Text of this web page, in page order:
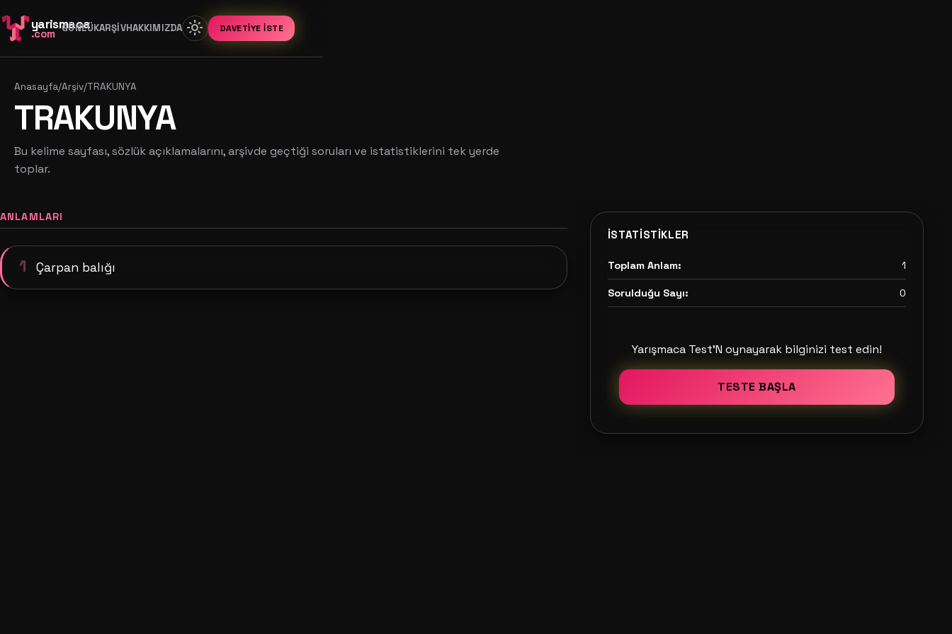
yarismaca
.com GÜNLÜKARŞIVHAKKIMIZDA light_mode DAVETIYE İSTE
Anasayfa/Arşiv/TRAKUNYA
TRAKUNYA
Bu kelime sayfası, sözlük açıklamalarını, arşivde geçtiği soruları ve istatistiklerini tek yerde
toplar.
ANLAMLARI
1 Çarpan balığı
İSTATISTIKLER
Toplam Anlam: 1
Sorulduğu Sayı: 0
Yarışmaca Test'N oynayarak bilginizi test edin!
TESTE BAŞLA